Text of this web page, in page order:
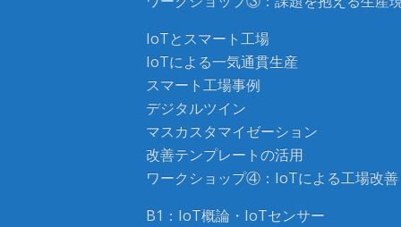
IoTとスマート工場
IoTによる一気通貫生産
スマート工場事例
デジタルツイン
マスカスタマイゼーション
改善テンプレートの活用
ワークショップ④：IoTによる工場改善
B1：IoT概論・IoTセンサー